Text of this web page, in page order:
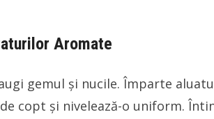
Aromate
gemul și nucile. Împarte
copt și nivelează-o uniform.